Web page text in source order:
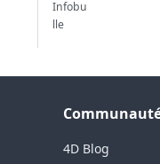
Infobu
lle
4D Blog